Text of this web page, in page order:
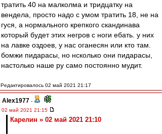
тратить 40 на малколма и тридцатку на
вендела, просто надо с умом тратить 18, не на
гуся, а нормального крепкого скандинава
который будет этих негров с ноги ебать. у них
на лавке оздоев, у нас оганесян или кто там.
бомжи пидарасы, но нсколько они пидарасы,
настолько наше ру само постоянно мудит.
Редактировалось 02 май 2021 21:17
Alex1977 -
02 май 2021 21:15
Карелин » 02 май 2021 21:10